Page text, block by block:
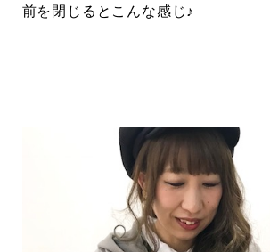
前を閉じるとこんな感じ♪